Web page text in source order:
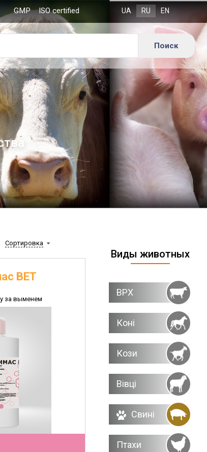
GMP ISO certified
Сортировка
ВЕТ
за выменем
Виды животных
ВРХ
Коні
Кози
Вівці
Свині
Птахи